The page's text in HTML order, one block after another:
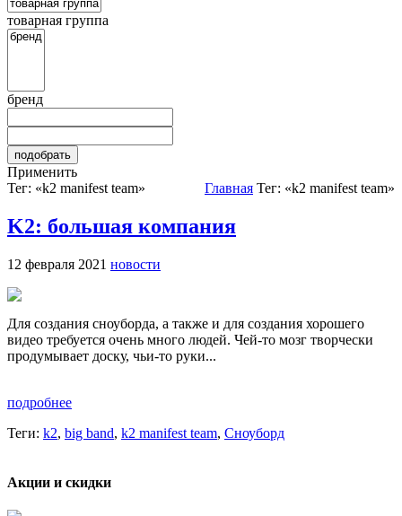
товарная группа
бренд
Применить
Тег: «k2 manifest team»
Главная Тег: «k2 manifest team»
K2: большая компания
12 февраля 2021 новости
Для создания сноуборда, а также и для создания хорошего
видео требуется очень много людей. Чей-то мозг творчески
продумывает доску, чьи-то руки...
подробнее
Теги: k2, big band, k2 manifest team, Сноуборд
Акции и скидки